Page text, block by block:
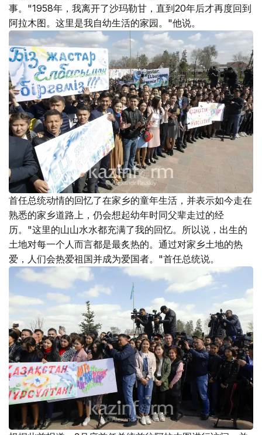
事。"1958年，我离开了沙玛勒甘，直到20年后才再度回到
阿拉木图。这里是我自幼生活的家园。"他说。
首任总统动情的回忆了在家乡的童年生活，并表示如今走在
熟悉的家乡道路上，仍会想起幼年时同父辈走过的经
历。"这里的山山水水都充满了我的回忆。所以说，出生的
土地对每一个人而言都是最炙热的。通过对家乡土地的热
爱，人们会热爱祖国并成为爱国者。"首任总统说。